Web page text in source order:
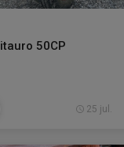
50CP
25 jul.